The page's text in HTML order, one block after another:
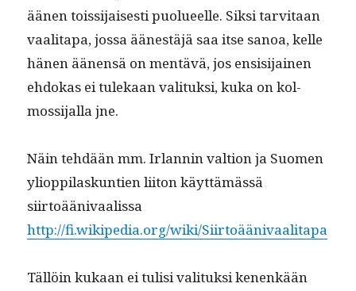
äänen tois­si­jais­es­ti puolueelle. Sik­si tarvi­taan
vaal­i­ta­pa, jos­sa äänestäjä saa itse sanoa, kelle
hänen äänen­sä on men­tävä, jos ensisi­jainen
ehdokas ei tulekaan val­i­tuk­si, kuka on kol­
mossi­jal­la jne.
Näin tehdään mm. Irlan­nin val­tion ja Suomen
yliop­pi­laskun­tien liiton käyt­tämässä
siirtoäänivaalissa
http://fi.wikipedia.org/wiki/Siirtoäänivaalitapa
Täl­löin kukaan ei tulisi val­i­tuk­si kenenkään